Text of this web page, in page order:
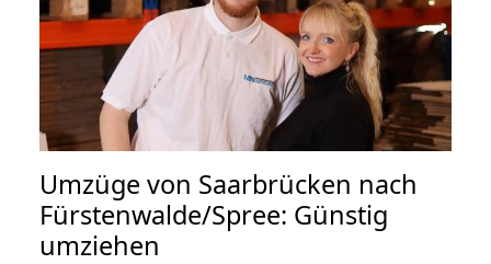
Umzüge von Saarbrücken nach
Fürstenwalde/Spree: Günstig
umziehen